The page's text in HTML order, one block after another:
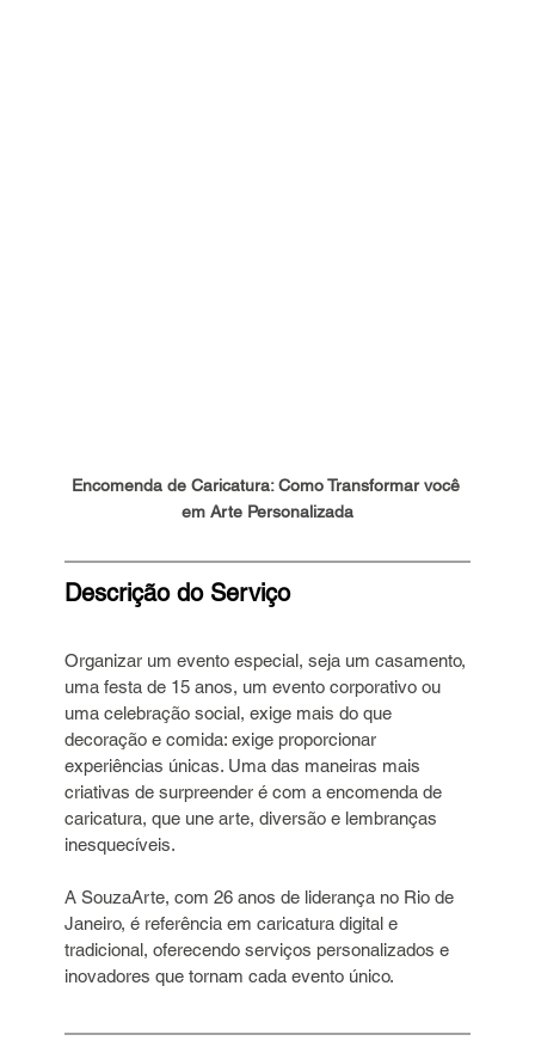
Encomenda de Caricatura: Como Transformar você
em Arte Personalizada
Descrição do Serviço
Organizar um evento especial, seja um casamento,
uma festa de 15 anos, um evento corporativo ou
uma celebração social, exige mais do que
decoração e comida: exige proporcionar
experiências únicas. Uma das maneiras mais
criativas de surpreender é com a encomenda de
caricatura, que une arte, diversão e lembranças
inesquecíveis.
A SouzaArte, com 26 anos de liderança no Rio de
Janeiro, é referência em caricatura digital e
tradicional, oferecendo serviços personalizados e
inovadores que tornam cada evento único.